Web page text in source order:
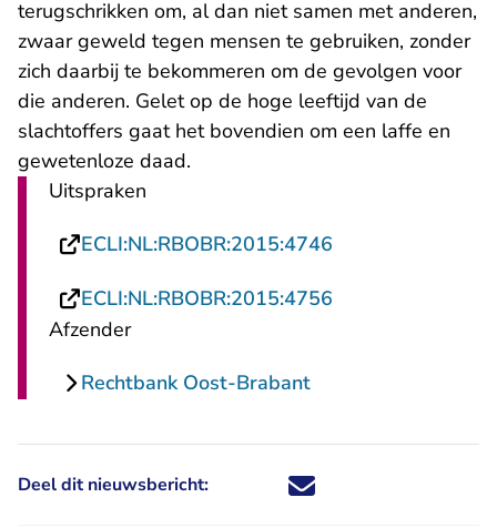
terugschrikken om, al dan niet samen met anderen,
zwaar geweld tegen mensen te gebruiken, zonder
zich daarbij te bekommeren om de gevolgen voor
die anderen. Gelet op de hoge leeftijd van de
slachtoffers gaat het bovendien om een laffe en
gewetenloze daad.
Uitspraken
ECLI:NL:RBOBR:2015:4746
ECLI:NL:RBOBR:2015:4756
Afzender
Rechtbank Oost-Brabant
Deel dit nieuwsbericht: Deel dit nieuwsbericht via X -
Deel dit nieuwsbericht via
Deel dit nieuwsbericht
Deel dit